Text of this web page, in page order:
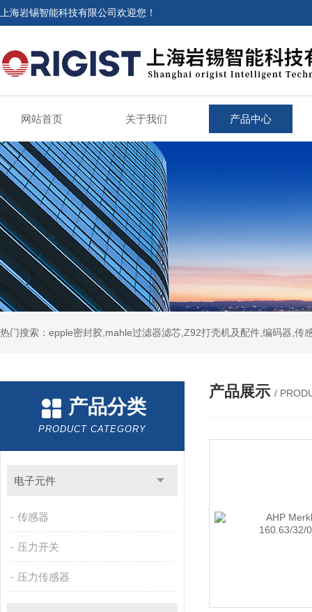
上海岩锡智能科技有限公司欢迎您！
网站首页 关于我们 产品中心
热门搜索：epple密封胶,mahle过滤器滤芯,Z92打壳机及配件,编码器,传
产品分类
PRODUCT CATEGORY
电子元件
传感器
压力开关
压力传感器
产品展示 /